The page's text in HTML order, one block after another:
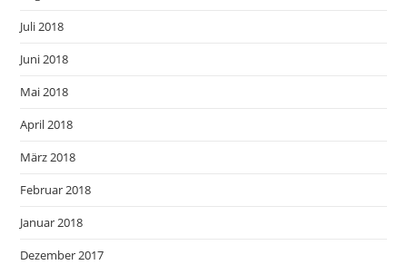
Juli 2018
Juni 2018
Mai 2018
April 2018
März 2018
Februar 2018
Januar 2018
Dezember 2017